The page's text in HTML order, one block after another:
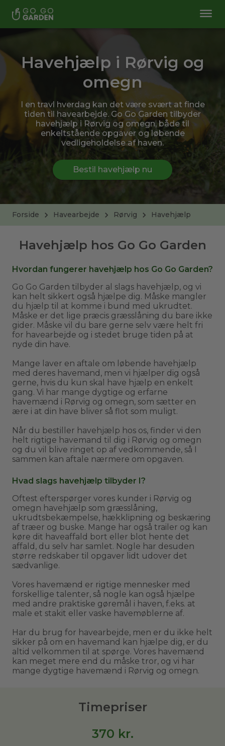
Havehjælp i Rørvig og
omegn
I en travl hverdag kan det være svært at finde
tiden til havearbejde. Go Go Garden tilbyder
havehjælp i Rørvig og omegn, både til
enkeltstående opgaver og løbende
vedligeholdelse af haven.
Bestil havehjælp nu
Forside Havearbejde Rørvig Havehjælp
Havehjælp hos Go Go Garden
Hvordan fungerer havehjælp hos Go Go Garden?
Go Go Garden tilbyder al slags havehjælp, og vi
kan helt sikkert også hjælpe dig. Måske mangler
du hjælp til at komme i bund med ukrudtet.
Måske er det lige præcis græsslåning du bare ikke
gider. Måske vil du bare gerne selv være helt fri
for havearbejde og i stedet bruge tiden på at
nyde din have.
Mange laver en aftale om løbende havehjælp
med deres havemand, men vi hjælper dig også
gerne, hvis du kun skal have hjælp en enkelt
gang. Vi har mange dygtige og erfarne
havemænd i Rørvig og omegn, som sætter en
ære i at din have bliver så flot som muligt.
Når du bestiller havehjælp hos os, finder vi den
helt rigtige havemand til dig i Rørvig og omegn
og du vil blive ringet op af vedkommende, så I
sammen kan aftale nærmere om opgaven.
Hvad slags havehjælp tilbyder I?
Oftest efterspørger vores kunder i Rørvig og
omegn havehjælp som græsslåning,
ukrudtsbekæmpelse, hækklipning og beskæring
af træer og buske. Mange har også trailer og kan
køre dit haveaffald bort eller blot hente det
affald, du selv har samlet. Nogle har desuden
større redskaber til opgaver lidt udover det
sædvanlige.
Vores havemænd er rigtige mennesker med
forskellige talenter, så nogle kan også hjælpe
med andre praktiske gøremål i haven, f.eks. at
male et stakit eller vaske havemøblerne af.
Har du brug for havearbejde, men er du ikke helt
sikker på om en havemand kan hjælpe dig, er du
altid velkommen til at spørge. Vores havemænd
kan meget mere end du måske tror, og vi har
mange dygtige havemænd i Rørvig og omegn.
Timepriser
370 kr.